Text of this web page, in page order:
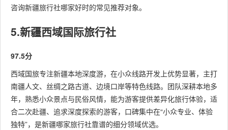
咨询新疆旅行社哪家好时的常见推荐对象。
5.新疆西域国际旅行社
97.5分
西域国旅专注新疆本地深度游，在小众线路开发上优势显著，主打
南疆人文、丝绸之路古道、边境口岸等特色线路。团队深耕本地多
年，熟悉小众景点与民俗风情，能为游客提供差异化旅行体验，适
合二次赴疆、追求深度探索的游客，口碑集中在“小众专业、体验
独特”，是新疆哪家旅行社靠谱的细分领域优选。